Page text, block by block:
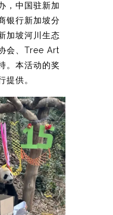
，中国驻新加
银行新加坡分
加坡河川生态
会、Tree Art
。本活动的奖
提供。